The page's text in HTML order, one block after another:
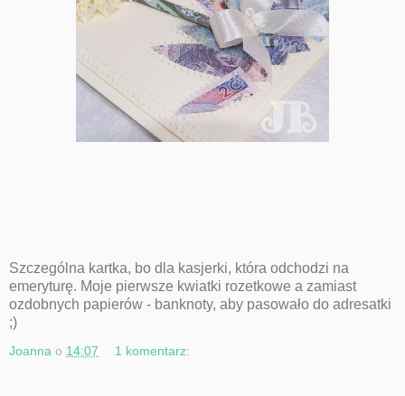
Szczególna kartka, bo dla kasjerki, która odchodzi na
emeryturę. Moje pierwsze kwiatki rozetkowe a zamiast
ozdobnych papierów - banknoty, aby pasowało do adresatki
;)
Joanna o 14:07 1 komentarz: